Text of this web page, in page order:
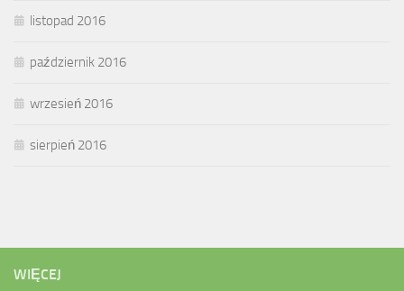
listopad 2016
październik 2016
wrzesień 2016
sierpień 2016
WIĘCEJ